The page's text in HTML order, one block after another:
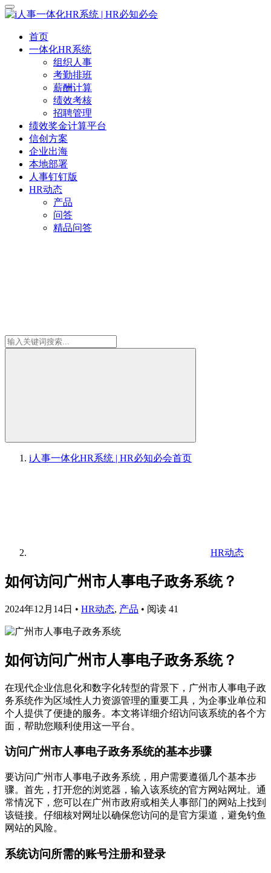
首页
一体化HR系统
组织人事
考勤排班
薪酬计算
绩效考核
招聘管理
绩效奖金计算平台
信创方案
企业出海
本地部署
人事钉钉版
HR动态
产品
问答
精品问答
i人事一体化HR系统 | HR必知必会首页
HR动态
如何访问广州市人事电子政务系统？
2024年12月14日 • HR动态, 产品 • 阅读 41
如何访问广州市人事电子政务系统？
在现代企业信息化和数字化转型的背景下，广州市人事电子政
务系统作为区域性人力资源管理的重要工具，为企事业单位和
个人提供了便捷的服务。本文将详细介绍访问该系统的各个方
面，帮助您顺利使用这一平台。
访问广州市人事电子政务系统的基本步骤
要访问广州市人事电子政务系统，用户需要遵循几个基本步
骤。首先，打开您的浏览器，输入该系统的官方网站网址。通
常情况下，您可以在广州市政府或相关人事部门的网站上找到
该链接。仔细核对网址以确保您访问的是官方渠道，避免钓鱼
网站的风险。
系统访问所需的账号注册和登录